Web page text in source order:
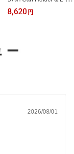
ap Set 公式 缶ホルダー
キャップ付き こぼれない
単 手洗い 分解できる 水
8,620円
2026/08/01